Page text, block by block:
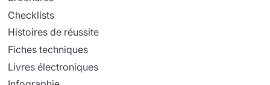
Checklists
Histoires de réussite
Fiches techniques
Livres électroniques